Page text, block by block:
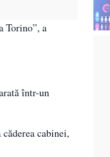
Torino”, a
într-un
cabinei,